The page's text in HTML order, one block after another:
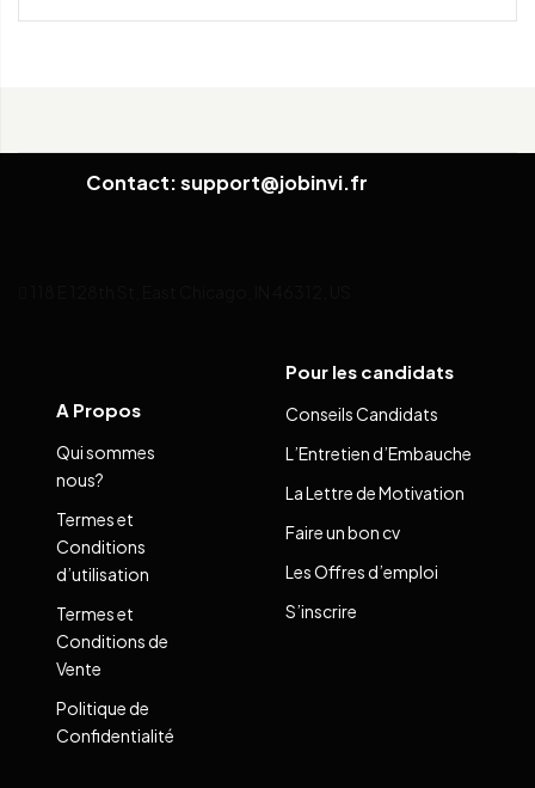
Contact: support@jobinvi.fr
A Propos
Qui sommes
nous?
Termes et
Conditions
d’utilisation
Termes et
Conditions de
Vente
Politique de
Confidentialité
Pour les candidats
Conseils Candidats
L’Entretien d’Embauche
La Lettre de Motivation
Faire un bon cv
Les Offres d’emploi
S’inscrire